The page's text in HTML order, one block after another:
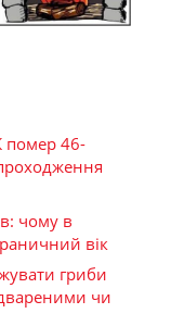
помер 46-
чому в
вік
гриби
чи